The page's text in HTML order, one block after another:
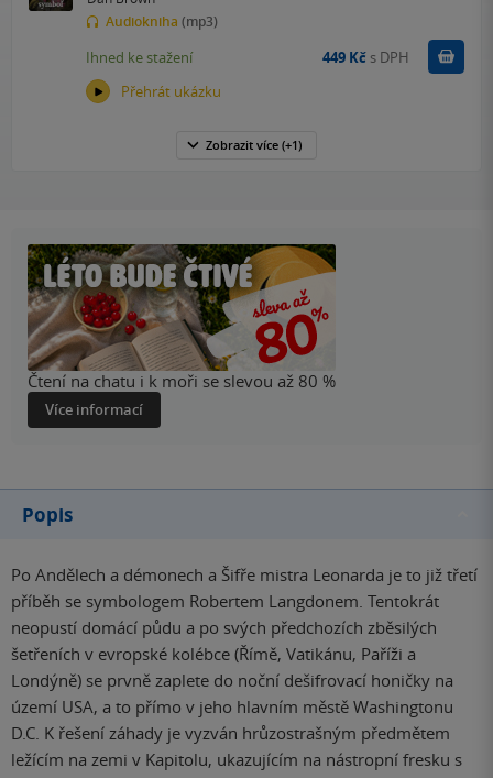
Audiokniha (mp3)
Přehrát ukázku
Ihned ke stažení 449 Kč s DPH Koupit
Zobrazit více (+1)
Čtení na chatu i k moři se slevou až 80 %
Více informací
Popis
Po Andělech a démonech a Šifře mistra Leonarda je to již třetí
příběh se symbologem Robertem Langdonem. Tentokrát
neopustí domácí půdu a po svých předchozích zběsilých
šetřeních v evropské kolébce (Římě, Vatikánu, Paříži a
Londýně) se prvně zaplete do noční dešifrovací honičky na
území USA, a to přímo v jeho hlavním městě Washingtonu
D.C. K řešení záhady je vyzván hrůzostrašným předmětem
ležícím na zemi v Kapitolu, ukazujícím na nástropní fresku s